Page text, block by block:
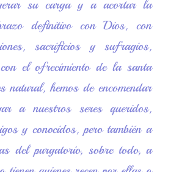
su carga y a acortar la
definitivo con Dios, con
sacrificios y sufragios,
el ofrecimiento de la santa
natural, hemos de encomendar
a nuestros seres queridos,
y conocidos, pero también a
del purgatorio, sobre todo, a